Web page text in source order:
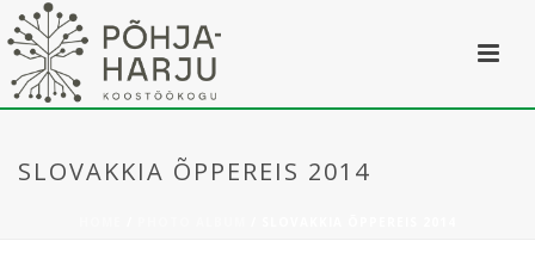
SLOVAKKIA ÕPPEREIS 2014